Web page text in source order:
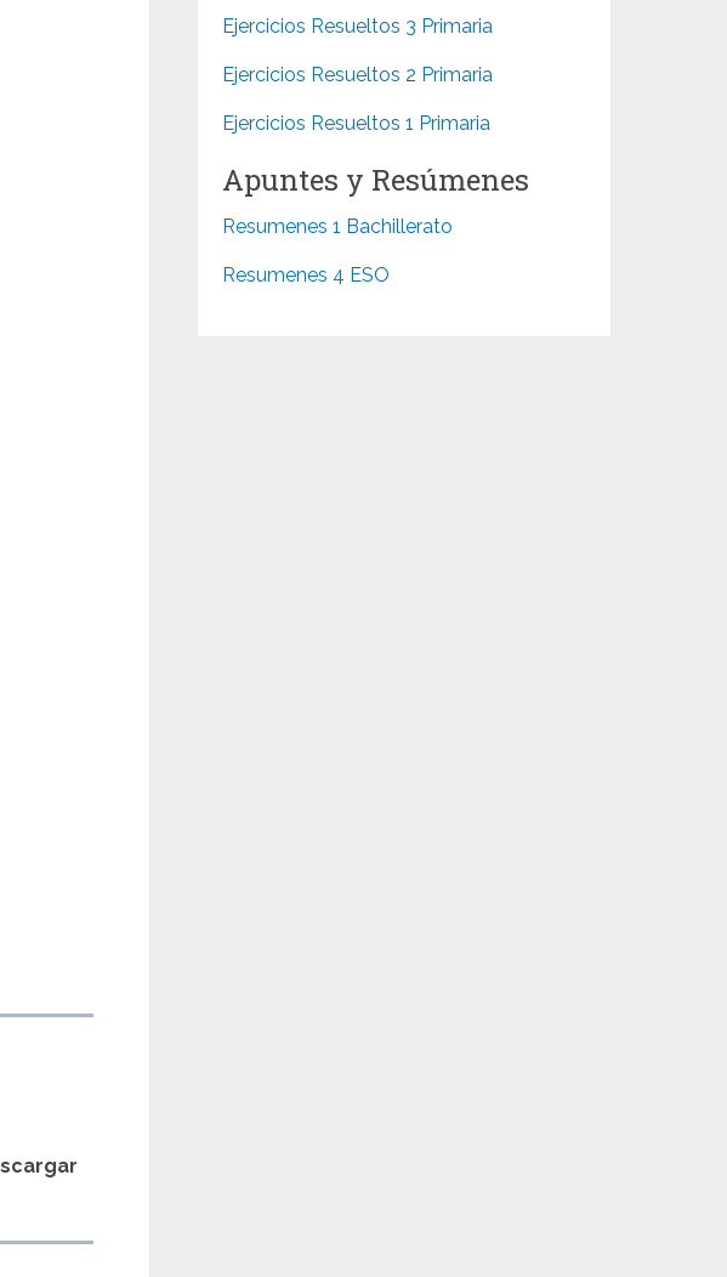
Ejercicios Resueltos 3 Primaria
Ejercicios Resueltos 2 Primaria
Ejercicios Resueltos 1 Primaria
Apuntes y Resúmenes
Resumenes 1 Bachillerato
Resumenes 4 ESO